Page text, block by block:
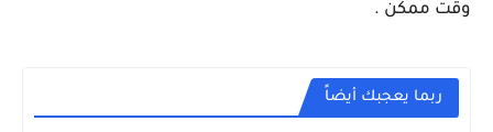
وقت ممكن .
ربما يعجبك أيضاً